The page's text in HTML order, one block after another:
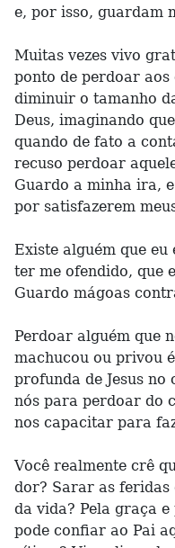
e, por isso, guardam
Muitas vezes vivo
ponto de perdoar
diminuir o tamanho
Deus, imaginando
quando de fato a
recuso perdoar
Guardo a minha ira,
por satisfazerem
Existe alguém que
ter me ofendido, que
Guardo mágoas
Perdoar alguém que
machucou ou privou
profunda de Jesus no
nós para perdoar do
nos capacitar para
Você realmente crê
dor? Sarar as feridas
da vida? Pela graça e
pode confiar ao Pai